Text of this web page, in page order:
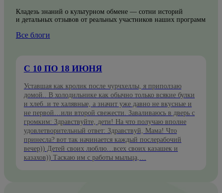
Кладезь знаний о культурном обмене — сотни историй
и детальных отзывов от реальных участников наших программ
Все блоги
С 10 ПО 18 ИЮНЯ
Уставшая как кролик после чурчхеллы, я приползаю
домой.. В холодильнике как обычно только всякие булки
и хлеб..и те халявные, а значит уже давно не вкусные и
не первой…или второй свежести. Заваливаюсь в дверь с
громким: Здравствуйте, дети! На что получаю вполне
удовлетворительный ответ: Здравствуй, Мама! Что
принесла? вот так начинается каждый послерабочий
вечер)) Детей своих люблю…всех своих казашек и
казахов)) Таскаю им с работы мыльца,…